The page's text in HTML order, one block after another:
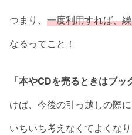
つまり、 一度利用すれば、
なるってこと！
「本やCDを売るときはブッ
けば、今後の引っ越しの際
いちいち考えなくてよくなり